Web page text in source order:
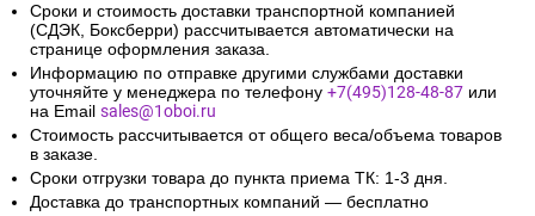
Сроки и стоимость доставки транспортной компанией
(СДЭК, Боксберри) рассчитывается автоматически на
странице оформления заказа.
Информацию по отправке другими службами доставки
уточняйте у менеджера по телефону +7(495)128-48-87 или
на Email sales@1oboi.ru
Стоимость рассчитывается от общего веса/объема товаров
в заказе.
Сроки отгрузки товара до пункта приема ТК: 1-3 дня.
Доставка до транспортных компаний — бесплатно